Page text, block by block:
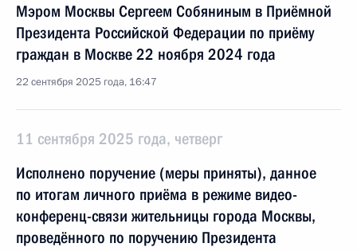
Мэром Москвы Сергеем Собяниным в Приёмной
Президента Российской Федерации по приёму
граждан в Москве 22 ноября 2024 года
22 сентября 2025 года, 16:47
11 сентября 2025 года, четверг
Исполнено поручение (меры приняты), данное
по итогам личного приёма в режиме видео-
конференц-связи жительницы города Москвы,
проведённого по поручению Президента